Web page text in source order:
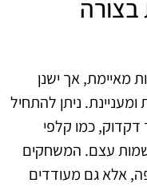
מאיימת, אך ישנן
ניתן להתחיל
כמו קלפי
עצם. המשחקים
אלא גם מעודדים